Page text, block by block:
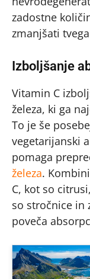
zadostne
zmanjšati
Izboljšanje
Vitamin C
železa, ki ga
To je še
vegetarijanski
pomaga
železa.
C, kot so
so stročnice in
poveča